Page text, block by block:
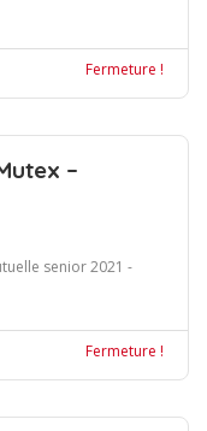
Fermeture !
–
senior 2021 -
Fermeture !